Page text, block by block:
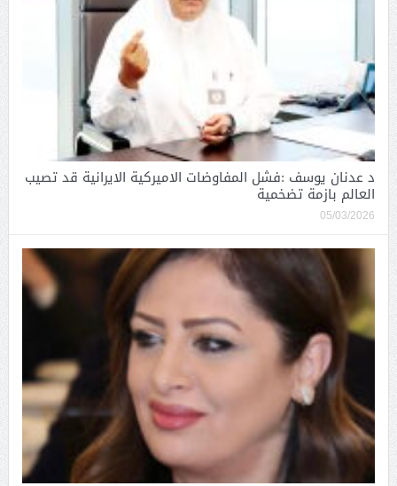
د عدنان يوسف :فشل المفاوضات الاميركية الايرانية قد تصيب
العالم بازمة تضخمية
05/03/2026